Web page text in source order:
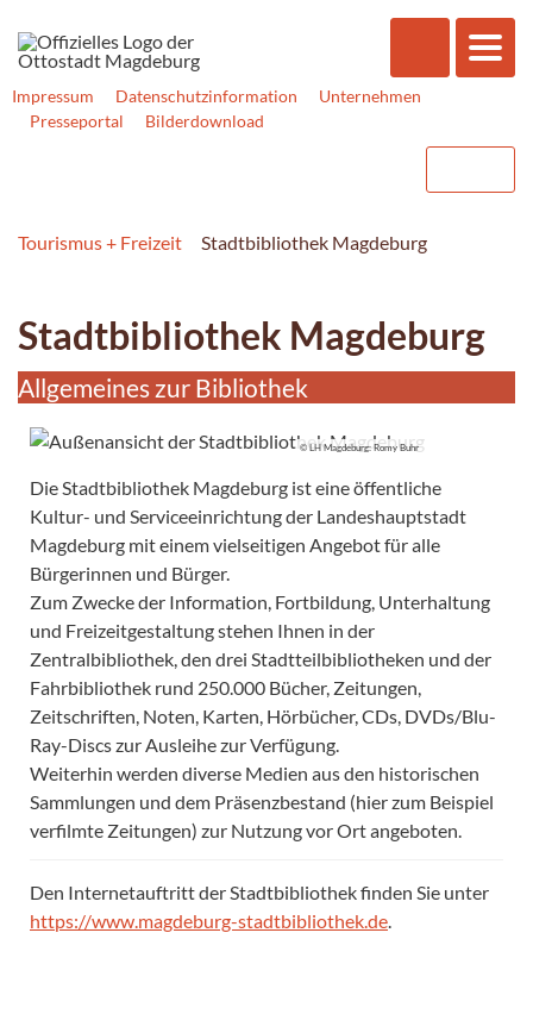
Impressum Datenschutzinformation
Unternehmen
Presseportal
Bilderdownload
Tourismus + Freizeit Stadtbibliothek Magdeburg
Stadtbibliothek Magdeburg
Allgemeines zur Bibliothek
© LH Magdeburg: Romy Buhr
Die Stadtbibliothek Magdeburg ist eine öffentliche
Kultur- und Serviceeinrichtung der Landeshauptstadt
Magdeburg mit einem vielseitigen Angebot für alle
Bürgerinnen und Bürger.
Zum Zwecke der Information, Fortbildung, Unterhaltung
und Freizeitgestaltung stehen Ihnen in der
Zentralbibliothek, den drei Stadtteilbibliotheken und der
Fahrbibliothek rund 250.000 Bücher, Zeitungen,
Zeitschriften, Noten, Karten, Hörbücher, CDs, DVDs/Blu-
Ray-Discs zur Ausleihe zur Verfügung.
Weiterhin werden diverse Medien aus den historischen
Sammlungen und dem Präsenzbestand (hier zum Beispiel
verfilmte Zeitungen) zur Nutzung vor Ort angeboten.
Den Internetauftritt der Stadtbibliothek finden Sie unter
https://www.magdeburg-stadtbibliothek.de